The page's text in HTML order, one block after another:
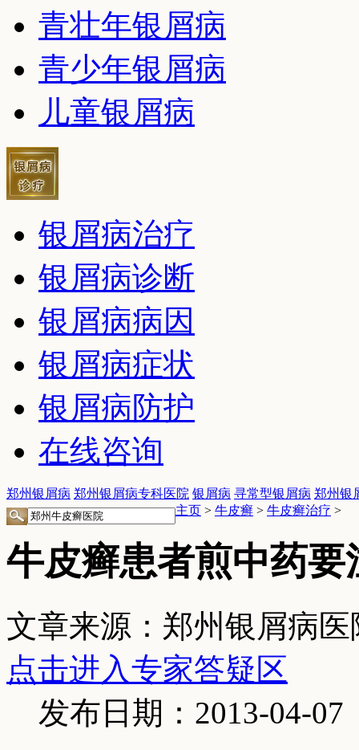
青壮年银屑病
青少年银屑病
儿童银屑病
银屑病治疗
银屑病诊断
银屑病病因
银屑病症状
银屑病防护
在线咨询
郑州银屑病 郑州银屑病专科医院 银屑病 寻常型银屑病 郑州银
主页 > 牛皮癣 > 牛皮癣治疗 >
牛皮癣患者煎中药要
文章来源：郑州银屑病医
点击进入专家答疑区
发布日期：2013-04-07